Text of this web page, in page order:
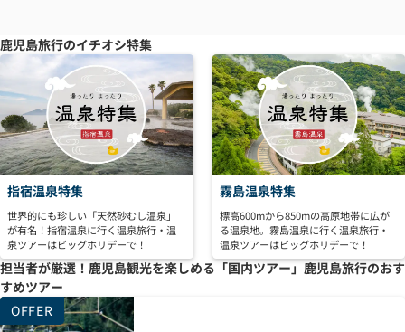
鹿児島旅行のイチオシ特集
指宿温泉特集
世界的にも珍しい「天然砂むし温泉」
が有名！指宿温泉に行く温泉旅行・温
泉ツアーはビッグホリデーで！
霧島温泉特集
標高600mから850mの高原地帯に広が
る温泉地。霧島温泉に行く温泉旅行・
温泉ツアーはビッグホリデーで！
担当者が厳選！鹿児島観光を楽しめる「国内ツアー」 鹿児島旅行のおす
すめツアー